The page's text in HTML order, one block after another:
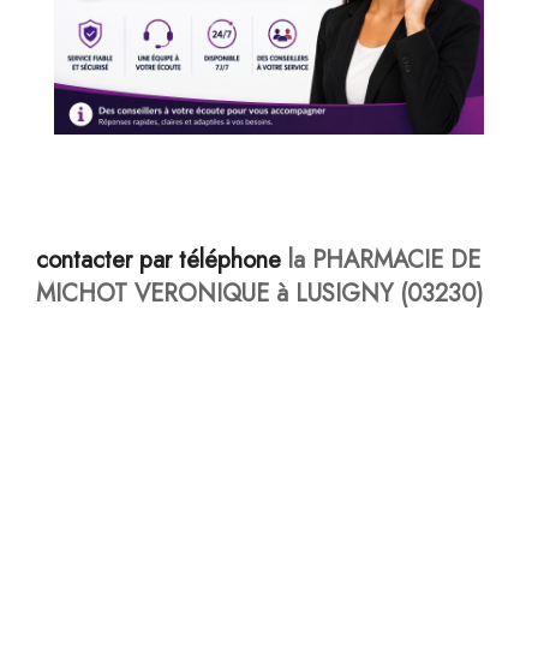
contacter par téléphone la PHARMACIE DE
MICHOT VERONIQUE à LUSIGNY (03230)